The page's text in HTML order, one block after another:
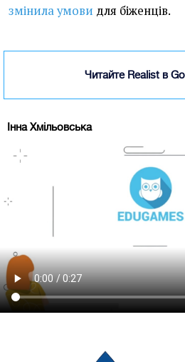
змінила умови для біженців.
Читайте Realist в
Інна Хмільовська